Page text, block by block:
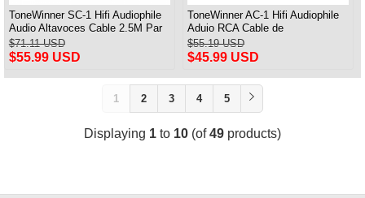
ToneWinner SC-1 Hifi Audiophile
Audio Altavoces Cable 2.5M Par
$71.11 USD
$55.99 USD
ToneWinner AC-1 Hifi Audiophile
Aduio RCA Cable de
interconexión 1M Par
$55.19 USD
$45.99 USD
1 2 3 4 5
Displaying 1 to 10 (of49 products)